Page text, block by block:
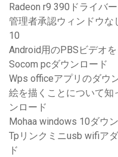
Radeon r9 390ドライバ
管理者承認ウィンドウ
10
Android用のPBSビデオ
Socom pcダウンロード
Wps officeアプリのダウ
絵を描くことについて知
ンロード
Mohaa windows 10ダウ
Tpリンクミニusb wifiア
ド